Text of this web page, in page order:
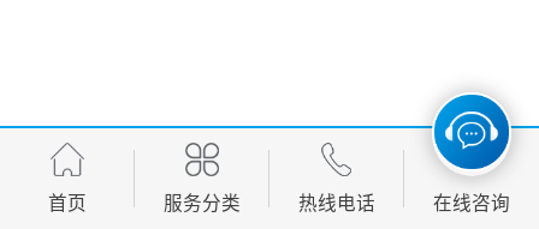
首页 服务分类 热线电话 在线咨询